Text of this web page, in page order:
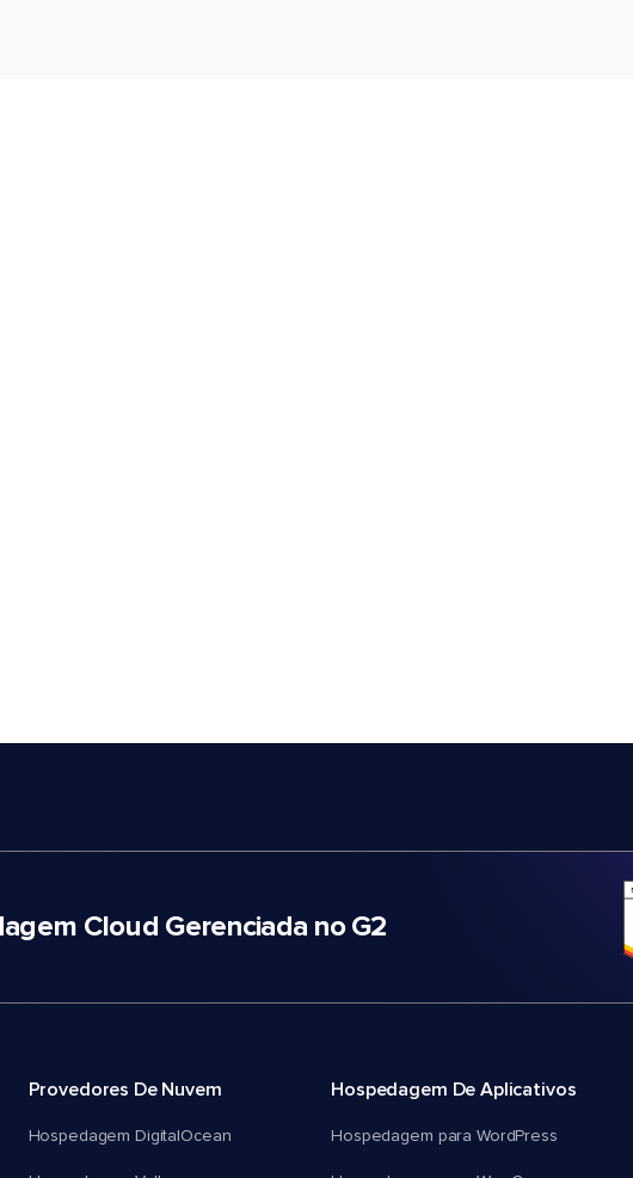
Cloud Gerenciada no G2
Provedores De Nuvem
Hospedagem DigitalOcean
Hospedagem De Aplicativos
Hospedagem para WordPress